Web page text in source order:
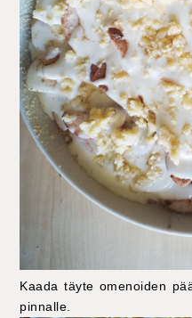
Kaada täyte omenoiden
pinnalle.